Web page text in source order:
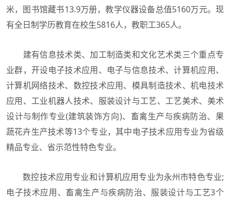
米，图书馆藏书13.9万册，教学仪器设备总值5160万元。现
有全日制学历教育在校生5816人，教职工365人。
建有信息技术类、加工制造类和文化艺术类三个重点专
业群，开设电子技术应用、电子与信息技术、计算机应用、
计算机网络技术、数控技术应用、模具制造技术、机电技术
应用、工业机器人技术、服装设计与工艺、工艺美术、美术
设计与制作专业(建筑装饰方向)、畜禽生产与疾病防治、果
蔬花卉生产技术等13个专业，其中电子技术应用专业为省级
精品专业、省示范性特色专业。
数控技术应用专业和计算机应用专业为永州市特色专业;
电子技术应用、畜禽生产与疾病防治、服装设计与工艺3个